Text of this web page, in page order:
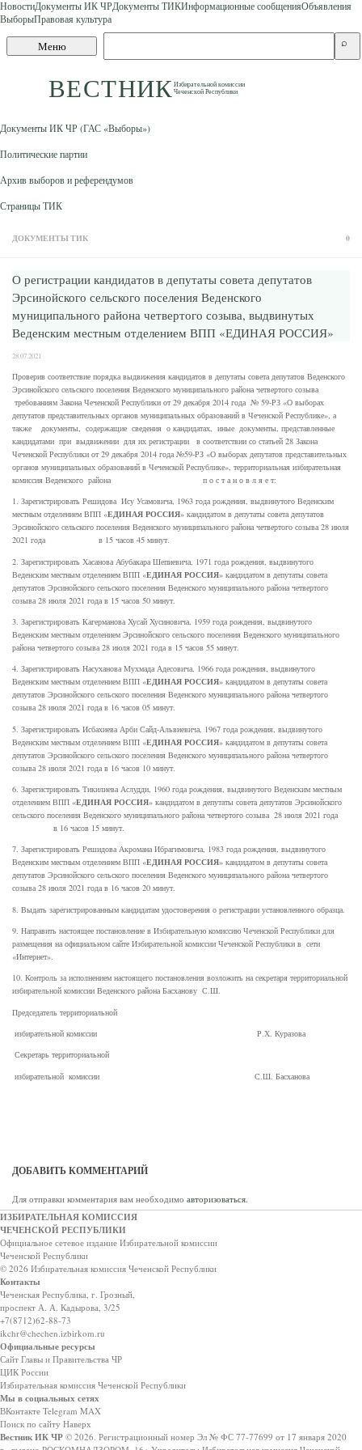
Skip to content
НовостиДокументы ИК ЧРДокументы ТИКИнформационные сообщенияОбъявления
ВыборыПравовая культура
Меню
ВЕСТНИКИзбирательной комиссии
Чеченской Республики
сайту
⌕
Документы ИК ЧР (ГАС «Выборы»)
Политические партии
Архив выборов и референдумов
Страницы ТИК
ДОКУМЕНТЫ ТИК 0
О регистрации кандидатов в депутаты совета депутатов
Эрсинойского сельского поселения Веденского
муниципального района четвертого созыва, выдвинутых
Веденским местным отделением ВПП «ЕДИНАЯ РОССИЯ»
28.07.2021
Проверив соответствие порядка выдвижения кандидатов в депутаты совета депутатов Веденского
Эрсинойского сельского поселения Веденского муниципального района четвертого созыва
требованиям Закона Чеченской Республики от 29 декабря 2014 года № 59-РЗ «О выборах
депутатов представительных органов муниципальных образований в Чеченской Республике», а
также документы, содержащие сведения о кандидатах, иные документы, представленные
кандидатами при выдвижении для их регистрации в соответствии со статьей 28 Закона
Чеченской Республики от 29 декабря 2014 года №59-РЗ «О выборах депутатов представительных
органов муниципальных образований в Чеченской Республике», территориальная избирательная
комиссия Веденского района п о с т а н о в л я е т:
1. Зарегистрировать Решидова Ису Усамовича, 1963 года рождения, выдвинутого Веденским
местным отделением ВПП «ЕДИНАЯ РОССИЯ» кандидатом в депутаты совета депутатов
Эрсинойского сельского поселения Веденского муниципального района четвертого созыва 28 июля
2021 года в 15 часов 45 минут.
2. Зарегистрировать Хасанова Абубакара Шепиевича, 1971 года рождения, выдвинутого
Веденским местным отделением ВПП «ЕДИНАЯ РОССИЯ» кандидатом в депутаты совета
депутатов Эрсинойского сельского поселения Веденского муниципального района четвертого
созыва 28 июля 2021 года в 15 часов 50 минут.
3. Зарегистрировать Кагерманова Хусай Хусиновича, 1959 года рождения, выдвинутого
Веденским местным отделением Эрсинойского сельского поселения Веденского муниципального
района четвертого созыва 28 июля 2021 года в 15 часов 55 минут.
4. Зарегистрировать Насуханова Мухмада Адесовича, 1966 года рождения, выдвинутого
Веденским местным отделением ВПП «ЕДИНАЯ РОССИЯ» кандидатом в депутаты совета
депутатов Эрсинойского сельского поселения Веденского муниципального района четвертого
созыва 28 июля 2021 года в 16 часов 05 минут.
5. Зарегистрировать Исбахиева Арби Сайд-Альвиевича, 1967 года рождения, выдвинутого
Веденским местным отделением ВПП «ЕДИНАЯ РОССИЯ» кандидатом в депутаты совета
депутатов Эрсинойского сельского поселения Веденского муниципального района четвертого
созыва 28 июля 2021 года в 16 часов 10 минут.
6. Зарегистрировать Тикилиева Аслудди, 1960 года рождения, выдвинутого Веденским местным
отделением ВПП «ЕДИНАЯ РОССИЯ» кандидатом в депутаты совета депутатов Эрсинойского
сельского поселения Веденского муниципального района четвертого созыва 28 июля 2021 года
в 16 часов 15 минут.
7. Зарегистрировать Решидова Акромана Ибрагимовича, 1983 года рождения, выдвинутого
Веденским местным отделением ВПП «ЕДИНАЯ РОССИЯ» кандидатом в депутаты совета
депутатов Эрсинойского сельского поселения Веденского муниципального района четвертого
созыва 28 июля 2021 года в 16 часов 20 минут.
8. Выдать зарегистрированным кандидатам удостоверения о регистрации установленного образца.
9. Направить настоящее постановление в Избирательную комиссию Чеченской Республики для
размещения на официальном сайте Избирательной комиссии Чеченской Республики в сети
«Интернет».
10. Контроль за исполнением настоящего постановления возложить на секретаря территориальной
избирательной комиссии Веденского района Басханову С.Ш.
Председатель территориальной
избирательной комиссии Р.Х. Куразова
Секретарь территориальной
избирательной комиссии С.Ш. Басханова
ДОБАВИТЬ КОММЕНТАРИЙ
Для отправки комментария вам необходимо авторизоваться.
ИЗБИРАТЕЛЬНАЯ КОМИССИЯ
ЧЕЧЕНСКОЙ РЕСПУБЛИКИ
Официальное сетевое издание Избирательной комиссии
Чеченской Республики
© 2026 Избирательная комиссия Чеченской Республики
Контакты
Чеченская Республика, г. Грозный,
проспект А. А. Кадырова, 3/25
+7(8712)62-88-73
ikchr@chechen.izbirkom.ru
Официальные ресурсы
Сайт Главы и Правительства ЧР
ЦИК России
Избирательная комиссия Чеченской Республики
Мы в социальных сетях
ВКонтакте Telegram MAX
Поиск по сайту Наверх
Вестник ИК ЧР © 2026. Регистрационный номер Эл № ФС 77-77699 от 17 января 2020